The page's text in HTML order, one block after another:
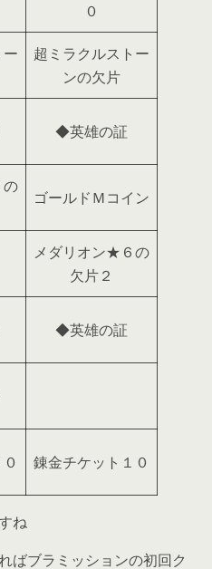
０
超ミラクルストー
ンの欠片
◆英雄の証
ゴールドＭコイン
メダリオン★６の
欠片２
◆英雄の証
錬金チケット１０
ね
ばブラミッションの初回ク